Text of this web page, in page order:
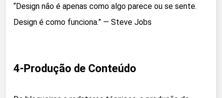
“Design não é apenas como algo parece ou se sente.
Design é como funciona.” — Steve Jobs
4-Produção de Conteúdo